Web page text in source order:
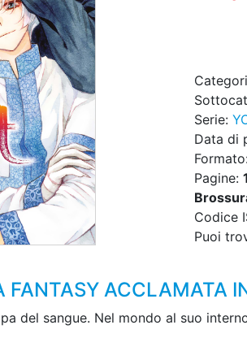
Serie:
Data di
Pagine:
Codice
Puoi
FANTASY ACCLAMATA
del sangue. Nel mondo al suo